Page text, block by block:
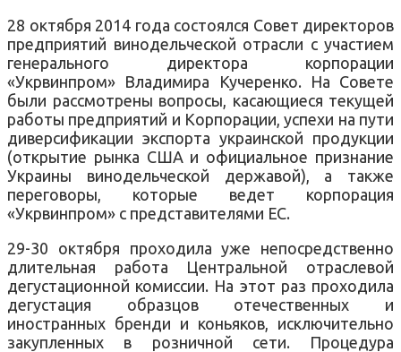
28 октября 2014 года состоялся Совет директоров
предприятий винодельческой отрасли с участием
генерального
директора
корпорации
«Укрвинпром» Владимира Кучеренко.
На Совете
были рассмотрены вопросы, касающиеся текущей
работы предприятий и Корпорации ,успехи на пути
диверсификации экспорта украинской продукции
(открытие рынка США и официальное признание
Украины
винодельческой державой), а
также
переговоры,
которые ведет
корпорация
«Укрвинпром» с представителями ЕС.
29-30 октября проходилауже
непосредственно
длительная работа
Центральной
отраслевой
дегустационной комиссии. На этот раз проходила
дегустация
образцов отечественных
и
иностранных бренди и коньяков
исключительно
закупленных в
розничной сети. Процедура